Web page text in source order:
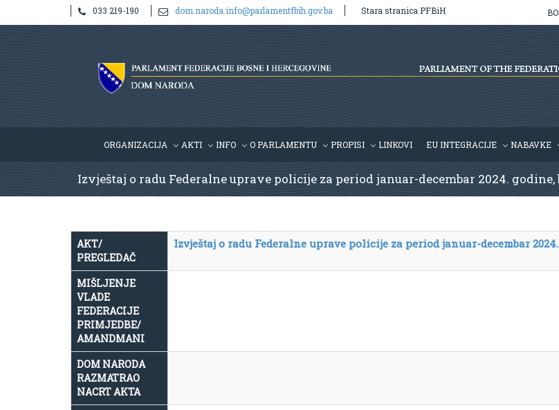
033 219-190 dom.naroda.info@parlamentfbih.gov.ba Stara stranica PFBiH
ORGANIZACIJA AKTI INFO O PARLAMENTU PROPISI LINKOVI EU INTEGRACIJE NABAVKE
Izvještaj o radu Federalne uprave policije za period januar-decembar 2024. godine,
AKT/
PREGLEDAČ
Izvještaj o radu Federalne uprave policije za period januar-decembar
MIŠLJENJE
VLADE
FEDERACIJE
PRIMJEDBE/
AMANDMANI
DOM NARODA
RAZMATRAO
NACRT AKTA